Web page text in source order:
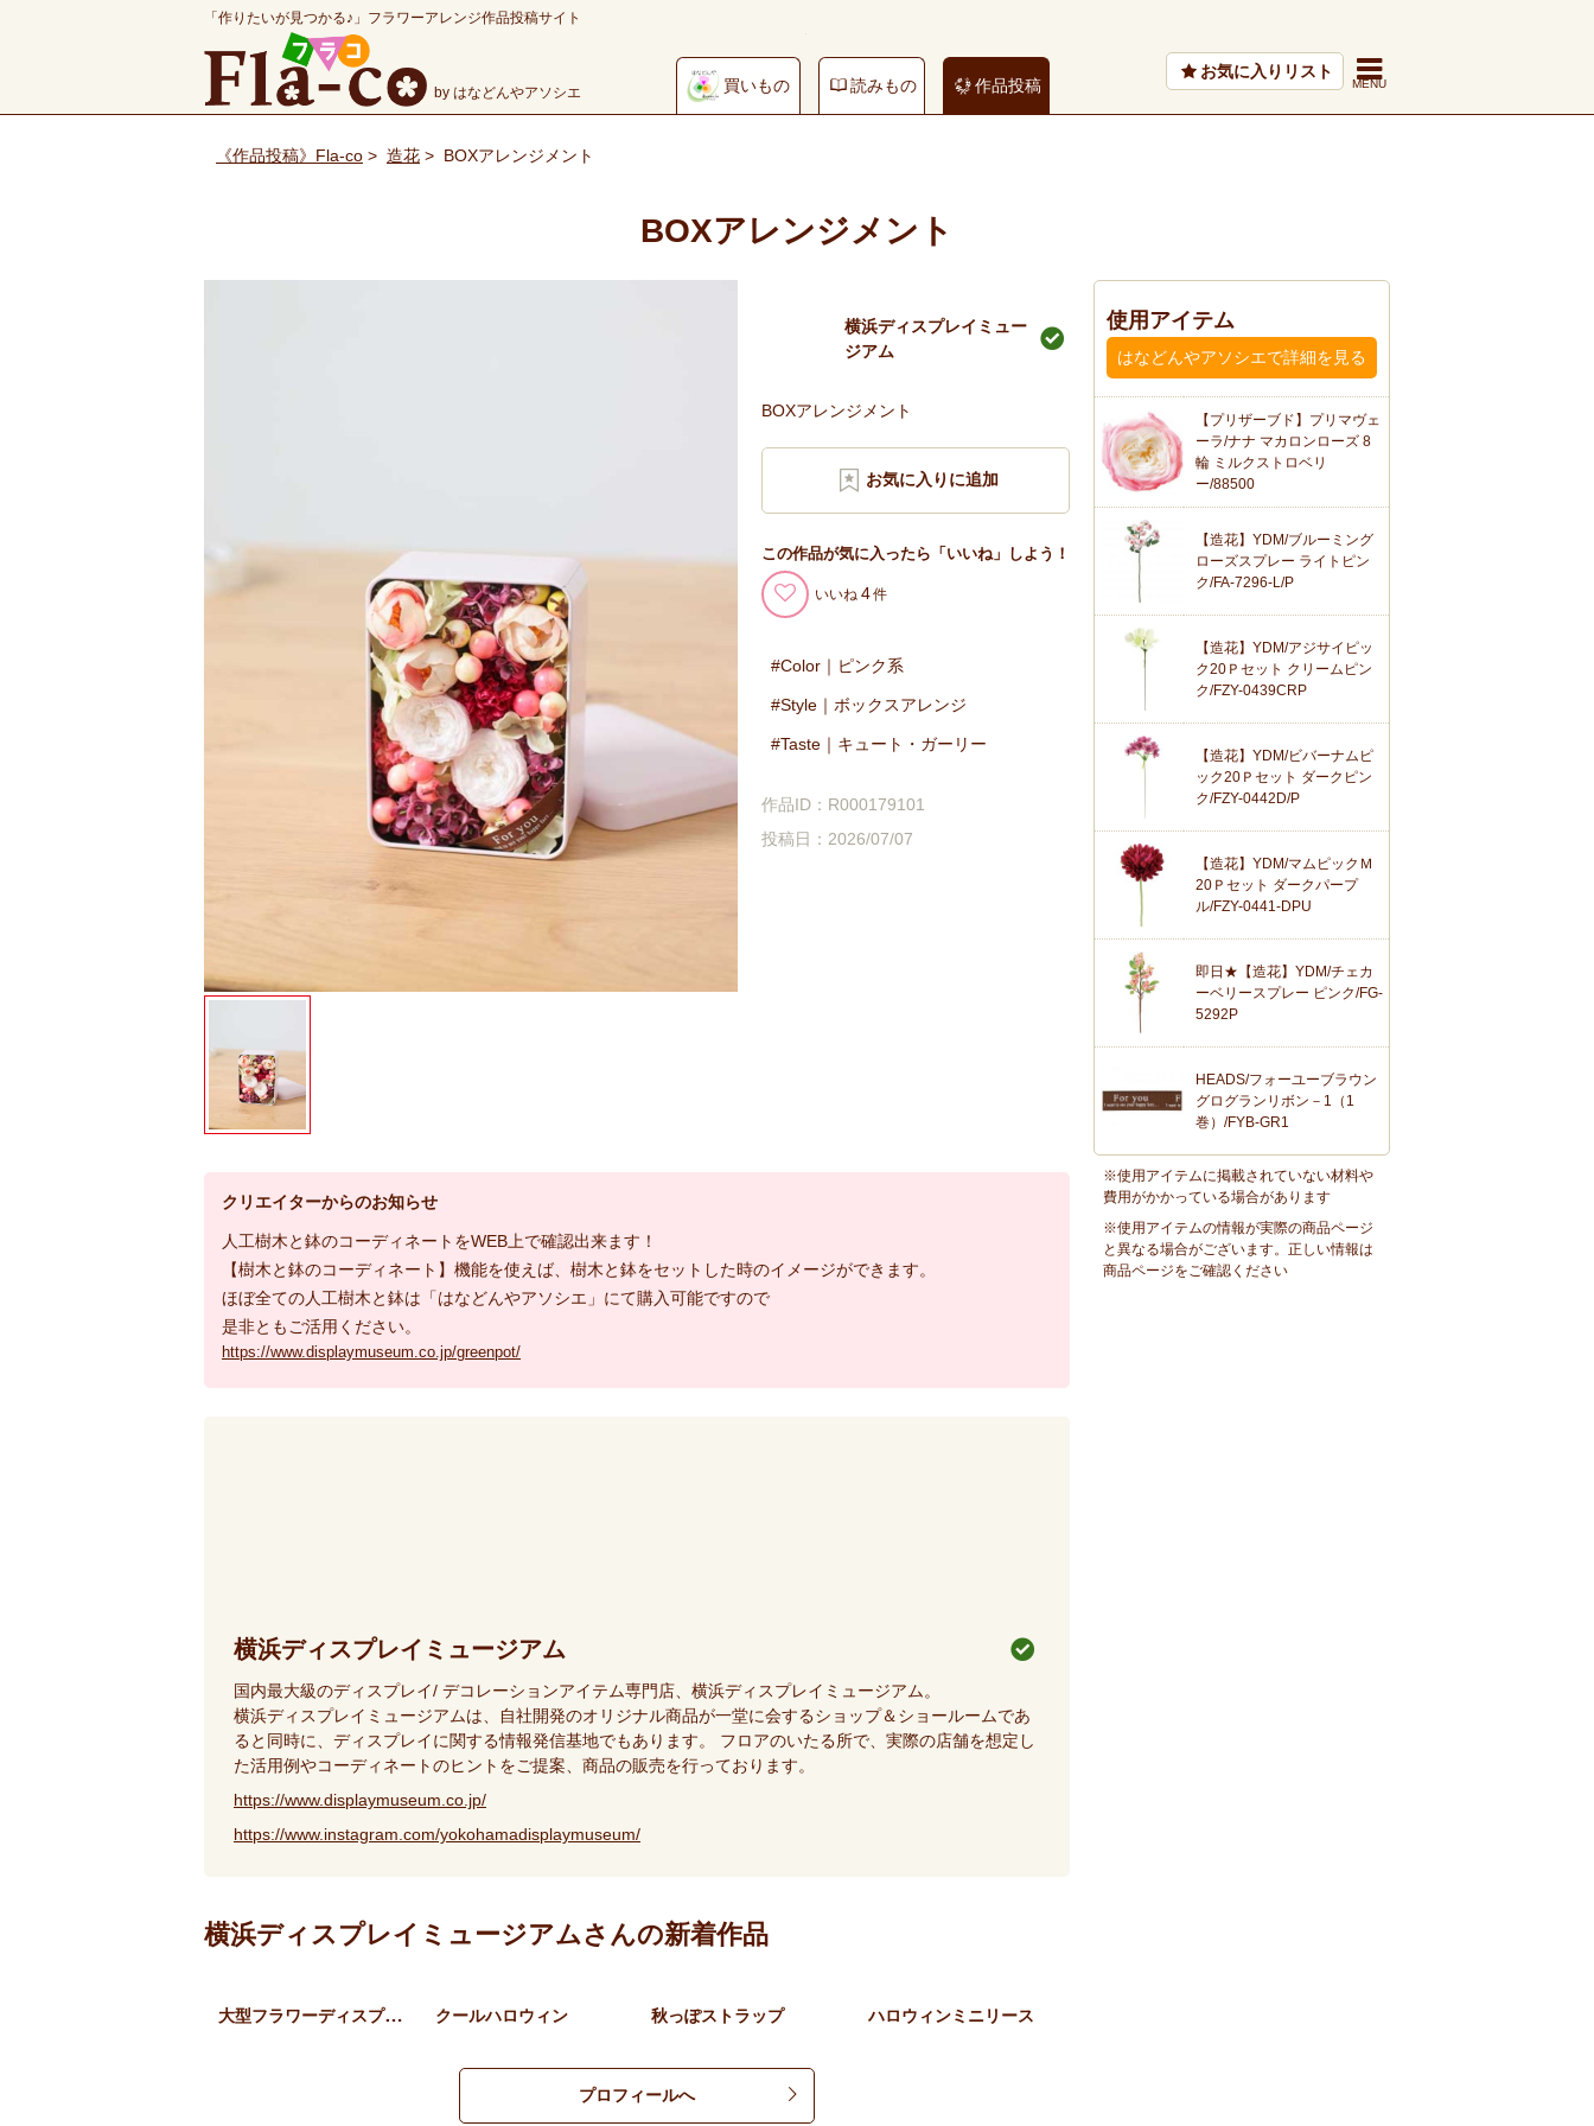
「作りたいが見つかる♪」フラワーアレンジ作品投稿サイト
by はなどんやアソシエ 買いもの 読みもの 作品投稿
お気に入りリスト
《作品投稿》Fla-co > 造花 > BOXアレンジメント
BOXアレンジメント
横浜ディスプレイミュー
ジアム
BOXアレンジメント
この作品が気に入ったら「いいね」しよう！
いいね 4
Color｜ピンク系
Style｜ボックスアレンジ
Taste｜キュート・ガーリー
作品ID：R000179101
投稿日：2026/07/07
クリエイターからのお知らせ
人工樹木と鉢のコーディネートをWEB上で確認出来ます！
【樹木と鉢のコーディネート】機能を使えば、樹木と鉢をセットした時のイメージができます。
ほぼ全ての人工樹木と鉢は「はなどんやアソシエ」にて購入可能ですので
是非ともご活用ください。
https://www.displaymuseum.co.jp/greenpot/
横浜ディスプレイミュージアム
国内最大級のディスプレイ/ デコレーションアイテム専門店、横浜ディスプレイミュージアム。
横浜ディスプレイミュージアムは、自社開発のオリジナル商品が一堂に会するショップ＆ショールームであ
ると同時に、ディスプレイに関する情報発信基地でもあります。 フロアのいたる所で、実際の店舗を想定し
た活用例やコーディネートのヒントをご提案、商品の販売を行っております。
https://www.displaymuseum.co.jp/
https://www.instagram.com/yokohamadisplaymuseum/
横浜ディスプレイミュージアムさんの新着作品
大型フラワーディスプレイ … クールハロウィン 秋っぽストラップ ハロウィンミニリース
プロフィールへ
使用アイテム
はなどんやアソシエで詳細を見る
【プリザーブド】プリマヴェ
ーラ/ナナ マカロンローズ 8
輪 ミルクストロベリ
ー/88500
【造花】YDM/ブルーミング
ローズスプレー ライトピン
ク/FA-7296-L/P
【造花】YDM/アジサイピッ
ク20Ｐセット クリームピン
ク/FZY-0439CRP
【造花】YDM/ビバーナムピ
ック20Ｐセット ダークピン
ク/FZY-0442D/P
【造花】YDM/マムピックＭ
20Ｐセット ダークパープ
ル/FZY-0441-DPU
即日★【造花】YDM/チェカ
ーベリースプレー ピンク/FG-
5292P
HEADS/フォーユーブラウン
グログランリボン－1（1
巻）/FYB-GR1
※使用アイテムに掲載されていない材料や
費用がかかっている場合があります
※使用アイテムの情報が実際の商品ページ
と異なる場合がございます。正しい情報は
商品ページをご確認ください